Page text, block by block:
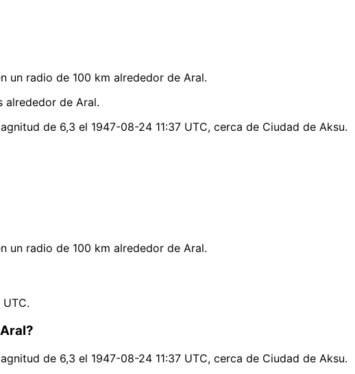
un radio de 100 km alrededor de Aral.
alrededor de Aral.
de 6,3 el 1947-08-24 11:37 UTC, cerca de Ciudad de Aksu.
un radio de 100 km alrededor de Aral.
de 6,3 el 1947-08-24 11:37 UTC, cerca de Ciudad de Aksu.